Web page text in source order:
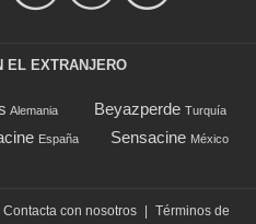
EL EXTRANJERO
Alemania Beyazperde Turquía
España Sensacine México
Contacta con nosotros Términos de